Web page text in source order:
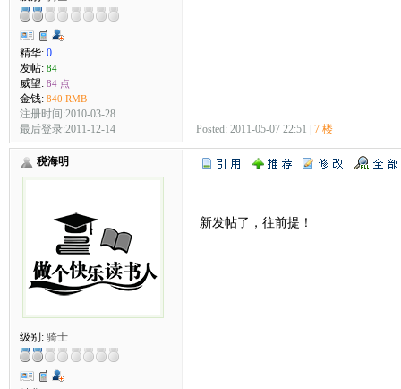
精华: 0
发帖: 84
威望: 84 点
金钱: 840 RMB
注册时间:2010-03-28
最后登录:2011-12-14
Posted: 2011-05-07 22:51 | 7 楼
税海明
级别: 骑士
新发帖了，往前提！